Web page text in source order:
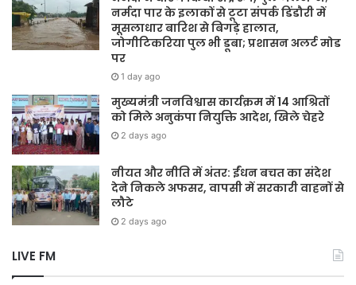
नर्मदा पार के इलाकों से टूटा संपर्क डिंडौरी में
मूसलाधार बारिश से बिगड़े हालात,
जोगीटिकरिया पुल भी डूबा; प्रशासन अलर्ट मोड
पर
1 day ago
मुख्यमंत्री जनविश्वास कार्यक्रम में 14 आश्रितों
को मिले अनुकंपा नियुक्ति आदेश, खिले चेहरे
2 days ago
नीयत और नीति में अंतर: ईंधन बचत का संदेश
देने निकले अफसर, वापसी में सरकारी वाहनों से
लौटे
2 days ago
LIVE FM